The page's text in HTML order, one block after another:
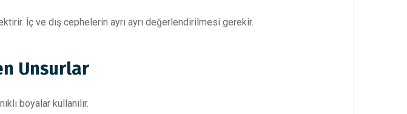
İç ve dış cephelerin ayrı ayrı değerlendirilmesi gerekir.
Unsurlar
boyalar kullanılır.